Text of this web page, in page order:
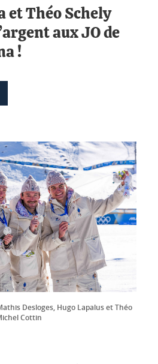
et Théo Schely
aux JO de
!
Desloges, Hugo Lapalus et Théo
Cottin